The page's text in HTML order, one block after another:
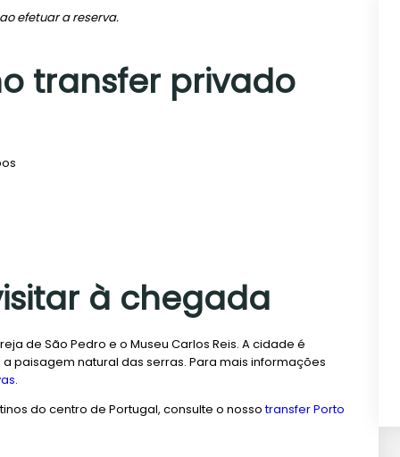
efetuar a reserva.
transfer privado
à chegada
de São Pedro e o Museu Carlos Reis. A cidade é
paisagem natural das serras. Para mais informações
.
do centro de Portugal, consulte o nossotransfer Porto